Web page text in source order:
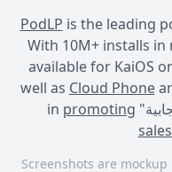
PodLP is the leading
With 10M+ installs in
available for KaiOS
well as Cloud Phone
in promoting
Screenshots are